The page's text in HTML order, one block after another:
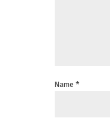
Name *